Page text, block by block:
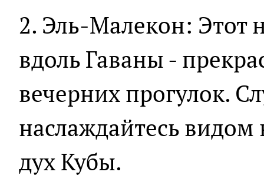
2. Эль-Малекон: Этот
вдоль Гаваны -
вечерних прогулок.
наслаждайтесь
дух Кубы.